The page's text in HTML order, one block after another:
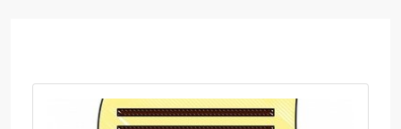
Kadra nauczycielska